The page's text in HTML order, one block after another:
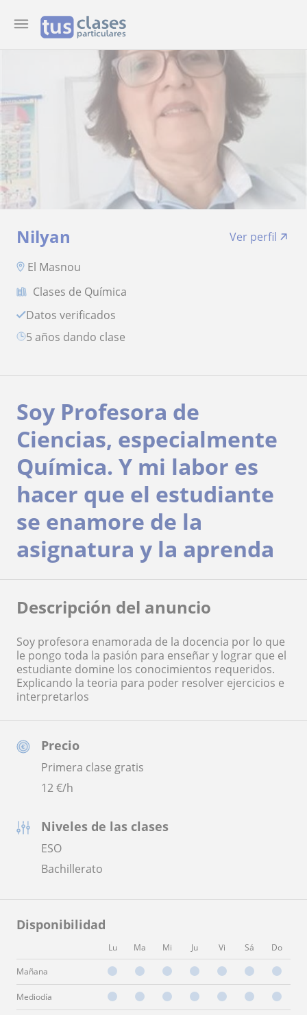
Nilyan
Ver perfil
El Masnou
Clases de Química
Datos verificados
5 años dando clase
Precio
Primera clase gratis
12€/h
Niveles de las clases
ESO
Bachillerato
Disponibilidad
Lu Ma Mi Ju Vi Sá Do
Mañana
Mediodía
Soy Profesora de
Ciencias, especialmente
Química. Y mi labor es
hacer que el estudiante
se enamore de la
asignatura y la aprenda
Descripción del anuncio
Soy profesora enamorada de la docencia por lo que
le pongo toda la pasión para enseñar y lograr que el
estudiante domine los conocimientos requeridos.
Explicando la teoria para poder resolver ejercicios e
interpretarlos